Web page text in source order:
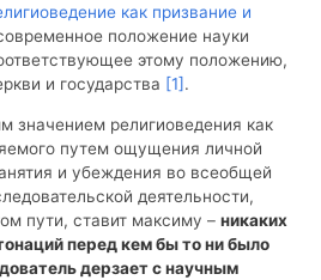
как призвание и
положение науки
этому положению,
и государства [1].
значением религиоведения как
путем ощущения личной
и убеждения во всеобщей
деятельности,
пути, ставит максиму – никаких
перед кем бы то ни было
дерзает с научным